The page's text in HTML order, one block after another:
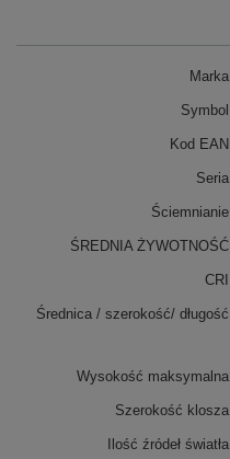
Marka
Symbol
Kod EAN
Seria
Ściemnianie
ŚREDNIA ŻYWOTNOŚĆ
CRI
Średnica / szerokość/ długość
Wysokość maksymalna
Szerokość klosza
Ilość źródeł światła